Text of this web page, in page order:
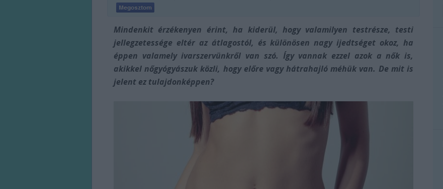
Mindenkit érzékenyen érint, ha kiderül, hogy valamilyen testrésze, testi
jellegzetessége eltér az átlagostól, és különösen nagy ijedtséget okoz, ha
éppen valamely ivarszervünkről van szó. Így vannak ezzel azok a nők is,
akikkel nőgyógyászuk közli, hogy előre vagy hátrahajló méhük van. De mit is
jelent ez tulajdonképpen?